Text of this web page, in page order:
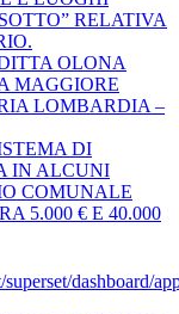
RELATIVA
OLONA
MAGGIORE
LOMBARDIA –
DI
IN ALCUNI
COMUNALE
5.000 € E 40.000
dashboard/